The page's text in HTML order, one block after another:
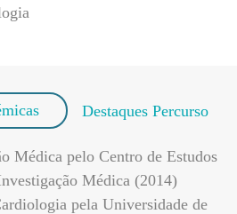
Destaques Percurso
Médica pelo Centro de Estudos
Médica (2014)
pela Universidade de